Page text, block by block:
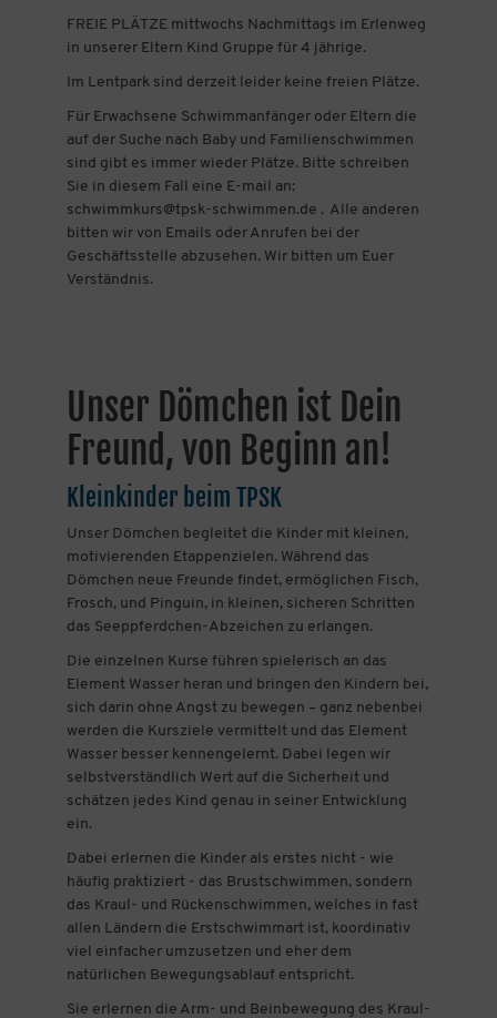
FREIE PLÄTZE mittwochs Nachmittags im Erlenweg
in unserer Eltern Kind Gruppe für 4 jährige.
Im Lentpark sind derzeit leider keine freien Plätze.
Für Erwachsene Schwimmanfänger oder Eltern die
auf der Suche nach Baby und Familienschwimmen
sind gibt es immer wieder Plätze. Bitte schreiben
Sie in diesem Fall eine E-mail an:
schwimmkurs@tpsk-schwimmen.de . Alle anderen
bitten wir von Emails oder Anrufen bei der
Geschäftsstelle abzusehen. Wir bitten um Euer
Verständnis.
Unser Dömchen ist Dein
Freund, von Beginn an!
Kleinkinder beim TPSK
Unser Dömchen begleitet die Kinder mit kleinen,
motivierenden Etappenzielen. Während das
Dömchen neue Freunde findet, ermöglichen Fisch,
Frosch, und Pinguin, in kleinen, sicheren Schritten
das Seeppferdchen-Abzeichen zu erlangen.
Die einzelnen Kurse führen spielerisch an das
Element Wasser heran und bringen den Kindern bei,
sich darin ohne Angst zu bewegen – ganz nebenbei
werden die Kursziele vermittelt und das Element
Wasser besser kennengelernt. Dabei legen wir
selbstverständlich Wert auf die Sicherheit und
schätzen jedes Kind genau in seiner Entwicklung
ein.
Dabei erlernen die Kinder als erstes nicht - wie
häufig praktiziert - das Brustschwimmen, sondern
das Kraul- und Rückenschwimmen, welches in fast
allen Ländern die Erstschwimmart ist, koordinativ
viel einfacher umzusetzen und eher dem
natürlichen Bewegungsablauf entspricht.
Sie erlernen die Arm- und Beinbewegung des Kraul-